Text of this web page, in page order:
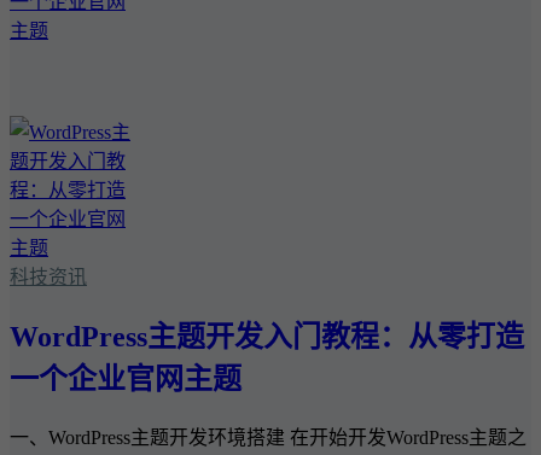
科技资讯
WordPress主题开发入门教程：从零打造
一个企业官网主题
一、WordPress主题开发环境搭建 在开始开发WordPress主题之